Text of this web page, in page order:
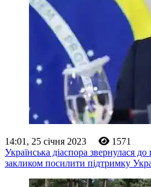
14:01, 25 січня 2023
1571
Українська діаспора звернулася до
закликом посилити підтримку